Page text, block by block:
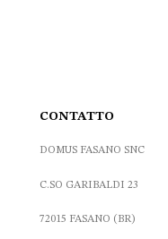
CONTATTO
DOMUS FASANO SNC
C.SO GARIBALDI 23
72015 FASANO (BR)